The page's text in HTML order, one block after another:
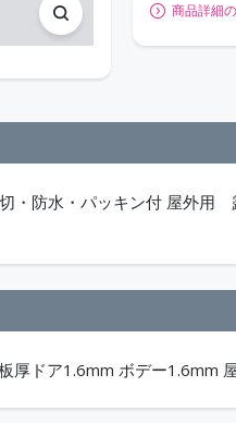
商品詳細
・防水・パッキン付 屋外
厚ドア1.6mm ボデー1.6mm